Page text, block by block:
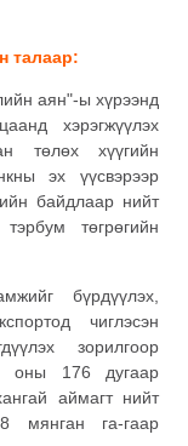
талаар:
аян"-ы хүрээнд
хэрэгжүүлэх
төлөх хүүгийн
эх үүсвэрээр
байдлаар нийт
төгрөгийн
бүрдүүлэх,
чиглэсэн
зорилгоор
оны 176 дугаар
аймагт нийт
мянган га-гаар